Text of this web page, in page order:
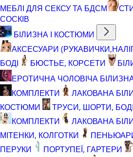
МЕБЛІ ДЛЯ СЕКСУ ТА БДСМ
СОСКІВ
БІЛИЗНА І КОСТЮМИ
АКСЕСУАРИ
БОДІ
БЮСТЬЕ, КОРСЕТИ
ЕРОТИЧНА ЧОЛОВІЧА
КОМПЛЕКТИ
ЛАКОВАНА
КОСТЮМИ
ТРУСИ, ШОРТИ, БОДІ
КОМПЛЕКТИ
ЛАКОВАНА
МІТЕНКИ, КОЛГОТКИ
ПЕРУКИ
ПОРТУПЕЇ, ГАРТЕРИ